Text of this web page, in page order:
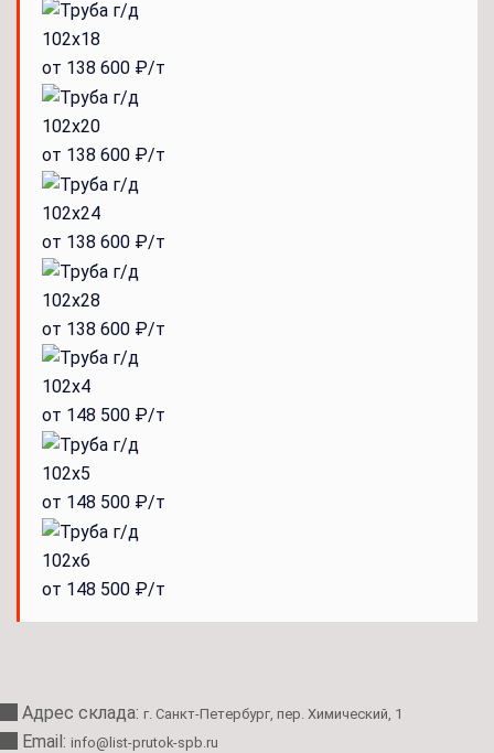
102x18
от 138 600 ₽/т
102x20
от 138 600 ₽/т
102x24
от 138 600 ₽/т
102x28
от 138 600 ₽/т
102x4
от 148 500 ₽/т
102x5
от 148 500 ₽/т
102x6
от 148 500 ₽/т
Адрес склада: г. Санкт-Петербург, пер. Химический, 1
Email: info@list-prutok-spb.ru